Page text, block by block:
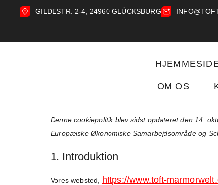
GILDESTR. 2-4, 24960 GLÜCKSBURG
OM OS
Denne cookiepolitik blev sidst opdateret den 14.
Europæiske Økonomiske Samarbejdsområde og
1. Introduktion
Vores websted, https://www.toft-